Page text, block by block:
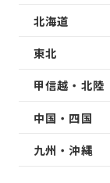
北海道
東北
甲信越・北陸
中国・四国
九州・沖縄